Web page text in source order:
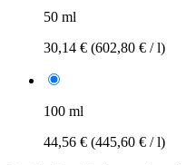
50 ml
30,14 € (602,80 € / l)
100 ml
44,56 € (445,60 € / l)